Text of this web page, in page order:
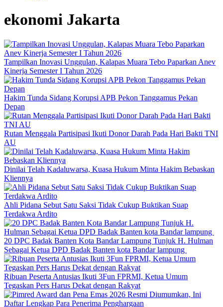
ekonomi Jakarta
Tampilkan Inovasi Unggulan, Kalapas Muara Tebo Paparkan Anev
Kinerja Semester I Tahun 2026
Hakim Tunda Sidang Korupsi APB Pekon Tanggamus Pekan
Depan
Rutan Menggala Partisipasi Ikuti Donor Darah Pada Hari Bakti TNI
AU
Dinilai Telah Kadaluwarsa, Kuasa Hukum Minta Hakim Bebaskan
Kliennya
Ahli Pidana Sebut Satu Saksi Tidak Cukup Buktikan Suap
Terdakwa Ardito
20 DPC Badak Banten Kota Bandar Lampung Tunjuk H. Hulman
Sebagai Ketua DPD Badak Banten kota Bandar lampung
Ribuan Peserta Antusias Ikuti 3Fun FPRMI, Ketua Umum
Tegaskan Pers Harus Dekat dengan Rakyat